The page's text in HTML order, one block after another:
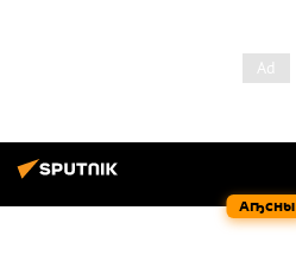
Аҧсны